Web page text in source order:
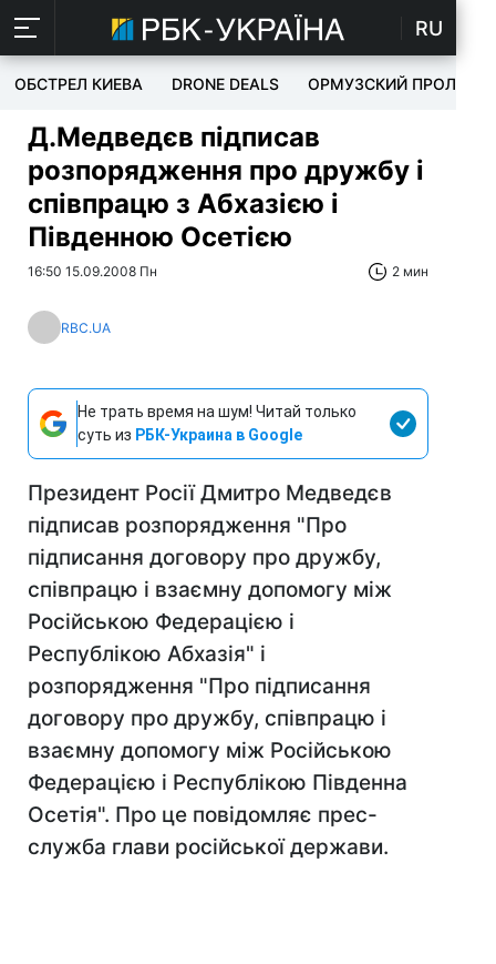
RU
ОБСТРЕЛ КИЕВА DRONE DEALS ОРМУЗСКИЙ ПРОЛИВ
Д.Медведєв підписав
розпорядження про дружбу і
співпрацю з Абхазією і
Південною Осетією
16:50 15.09.2008 Пн 2 мин
RBC.UA
Не трать время на шум! Читай только
суть из РБК-Украина в Google
Президент Росії Дмитро Медведєв
підписав розпорядження "Про
підписання договору про дружбу,
співпрацю і взаємну допомогу між
Російською Федерацією і
Республікою Абхазія" і
розпорядження "Про підписання
договору про дружбу, співпрацю і
взаємну допомогу між Російською
Федерацією і Республікою Південна
Осетія". Про це повідомляє прес-
служба глави російської держави.